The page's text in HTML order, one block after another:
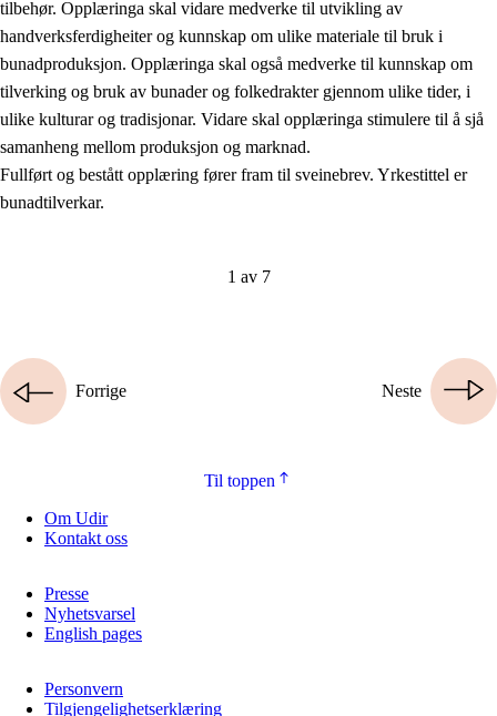
tilbehør. Opplæringa skal vidare medverke til utvikling av
handverksferdigheiter og kunnskap om ulike materiale til bruk i
bunadproduksjon. Opplæringa skal også medverke til kunnskap om
tilverking og bruk av bunader og folkedrakter gjennom ulike tider, i
ulike kulturar og tradisjonar. Vidare skal opplæringa stimulere til å sjå
samanheng mellom produksjon og marknad.
Fullført og bestått opplæring fører fram til sveinebrev. Yrkestittel er
bunadtilverkar.
1 av 7
Neste
Forrige
Til toppen
Om Udir
Kontakt oss
Presse
Nyhetsvarsel
English pages
Personvern
Tilgjengelighetserklæring